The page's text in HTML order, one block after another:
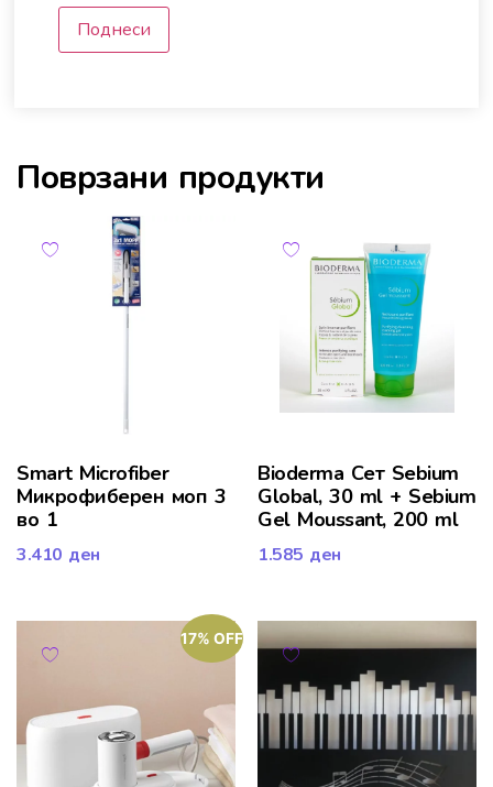
Поврзани продукти
Smart Microfiber
Микрофиберен моп 3
во 1
3.410 ден
Bioderma Сет Sebium
Global, 30 ml + Sebium
Gel Moussant, 200 ml
1.585 ден
17% OFF